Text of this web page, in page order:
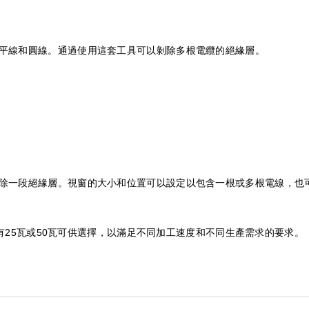
和圓線。通過使用這套工具可以剝除多根電纜的絕緣層。
一段絕緣層。視窗的大小和位置可以設定以包含一根或多根電線，也
瓦或50瓦可供選擇，以滿足不同加工速度和不同生產需求的要求。